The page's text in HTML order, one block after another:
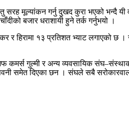
मूल्यांकन गर्नु दुखद कुरा भएको भन्दै
बजार धराशायी हुने तर्क गर्नुभयो ।
र हिरामा १३ प्रतिशत भ्याट लगाएको
अफ कमर्स गुल्मी र अन्य व्यवसायिक
समेत दिएका छन । संघले सबै